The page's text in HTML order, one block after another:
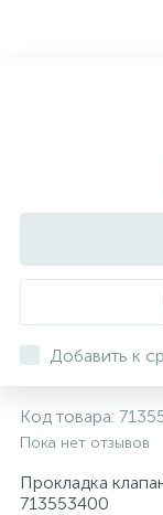
Добавить к
Код товара:
Пока нет отзывов
Прокладка
713553400